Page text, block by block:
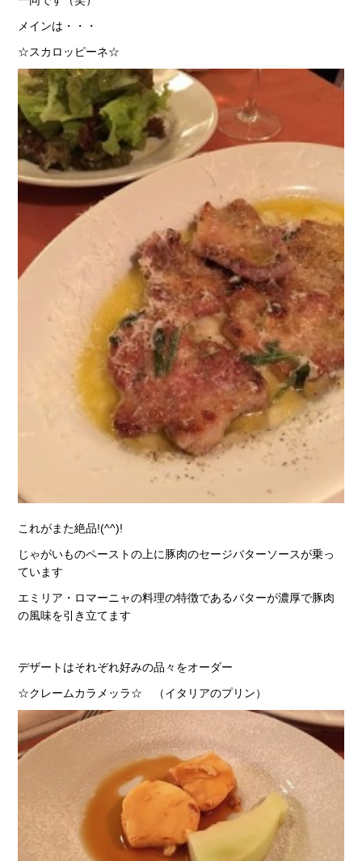
メインは・・・
☆スカロッピーネ☆
これがまた絶品!(^^)!
じゃがいものペーストの上に豚肉のセージバターソースが乗っ
ています
エミリア・ロマーニャの料理の特徴であるバターが濃厚で豚肉
の風味を引き立てます
デザートはそれぞれ好みの品々をオーダー
☆クレームカラメッラ☆ （イタリアのプリン）